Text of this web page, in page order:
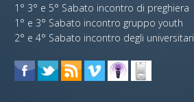
1° 3° e 5° Sabato incontro di preghiera
1° e 3° Sabato incontro gruppo youth
2° e 4° Sabato incontro degli universitari